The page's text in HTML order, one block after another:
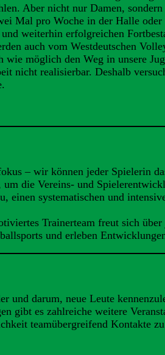
Aber nicht nur Damen,
Mal pro Woche in der Halle
weiterhin erfolgreichen
auch vom Westdeutschen
möglich den Weg in unsere
nicht realisierbar. Deshalb
– wir können jeder Spielerin
die Vereins- und
systematischen und
Trainerteam freut sich
und erleben
und darum, neue Leute
gibt es zahlreiche weitere
teamübergreifend Kontakte